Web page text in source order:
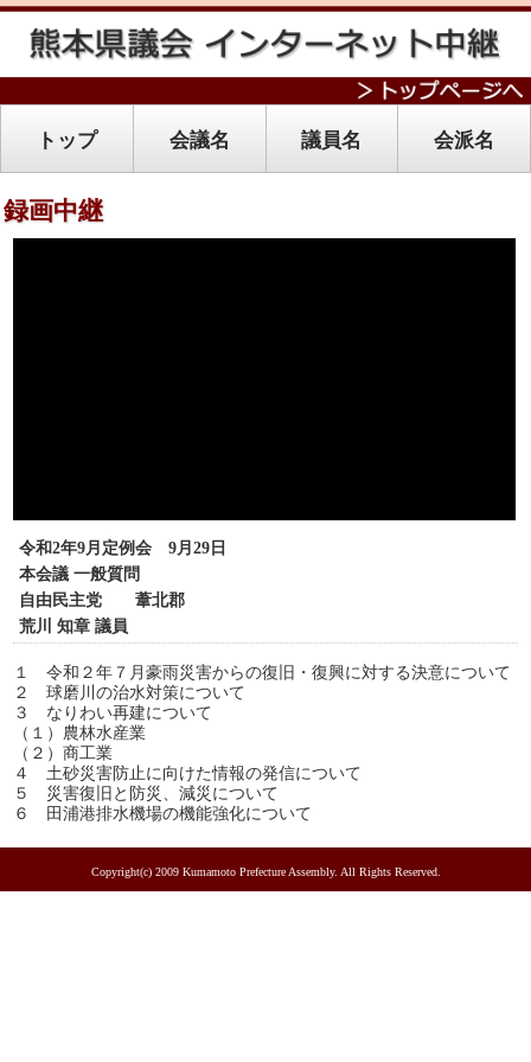
トップ 会議名 議員名 会派名
録画中継
令和2年9月定例会 9月29日
本会議 一般質問
自由民主党 葦北郡
荒川 知章 議員
１ 令和２年７月豪雨災害からの復旧・復興に対する決意について
２ 球磨川の治水対策について
３ なりわい再建について
（１）農林水産業
（２）商工業
４ 土砂災害防止に向けた情報の発信について
５ 災害復旧と防災、減災について
６ 田浦港排水機場の機能強化について
Copyright(c) 2009 Kumamoto Prefecture Assembly. All Rights Reserved.